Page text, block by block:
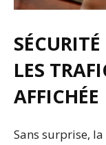
LES
AFFICHÉE
Sans surprise,